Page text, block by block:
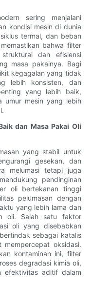
sering menjalani
kondisi mesin di dunia
termal, dan beban
bahwa filter
dan efisiensi
masa pakainya. Bagi
kegagalan yang tidak
lebih konsisten, dan
yang lebih baik,
umur mesin yang lebih
dan Masa Pakai Oli
yang stabil untuk
gesekan, dan
melumasi tetapi juga
pendinginan
oli bertekanan tinggi
pelumasan dengan
yang lebih lama dan
oli. Salah satu faktor
oli yang disebabkan
sebagai katalis
oksidasi.
kontaminan ini, filter
degradasi kimia oli,
efektivitas aditif dalam